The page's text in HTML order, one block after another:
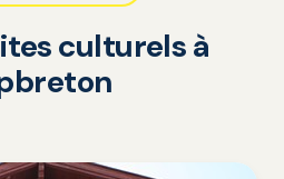
culturels à